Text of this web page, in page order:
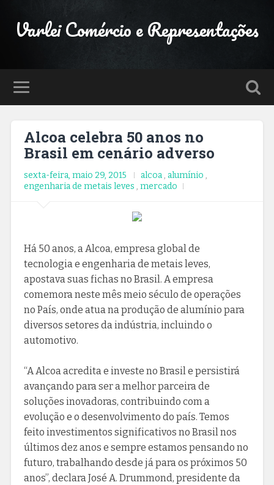
Varlei Comércio e Representações
Alcoa celebra 50 anos no
Brasil em cenário adverso
sexta-feira, maio 29, 2015 alcoa, alumínio ,
engenharia de metais leves , mercado
Há 50 anos, a Alcoa, empresa global de
tecnologia e engenharia de metais leves,
apostava suas fichas no Brasil. A empresa
comemora neste mês meio século de operações
no País, onde atua na produção de alumínio para
diversos setores da indústria, incluindo o
automotivo.
“A Alcoa acredita e investe no Brasil e persistirá
avançando para ser a melhor parceira de
soluções inovadoras, contribuindo com a
evolução e o desenvolvimento do país. Temos
feito investimentos significativos no Brasil nos
últimos dez anos e sempre estamos pensando no
futuro, trabalhando desde já para os próximos 50
anos”, declara José A. Drummond, presidente da